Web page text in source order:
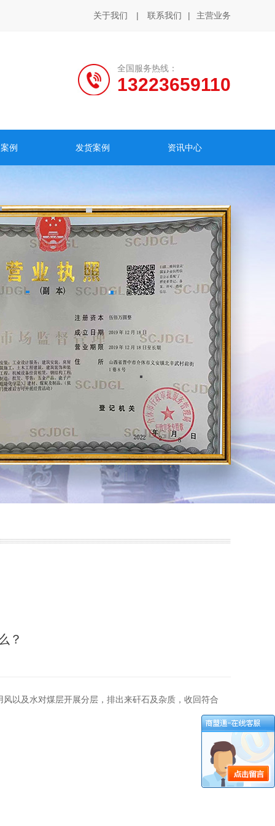
关于我们 | 联系我们 | 主营业务
全国服务热线：
13223659110
例 发货案例 资讯中心
？
以及水对煤层开展分层，排出来矸石及杂质，收回符合